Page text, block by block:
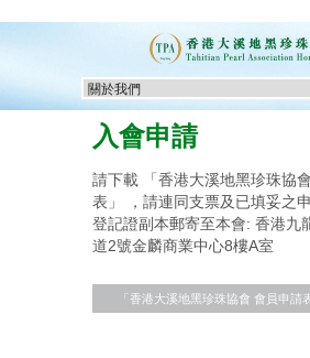
入會申請
請下載 「香港大溪地黑珍珠協
表」 ，請連同支票及已填妥之
登記證副本郵寄至本會: 香港九
道2號金麟商業中心8樓A室
「香港大溪地黑珍珠協會 會員申請